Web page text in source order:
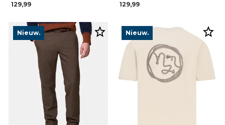
129,99
129,99
Nieuw. Nieuw.